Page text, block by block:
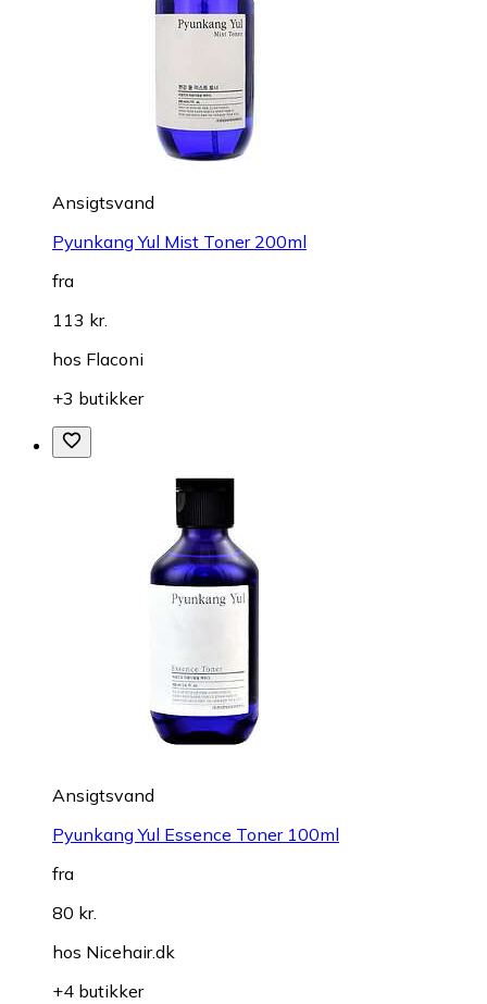
Ansigtsvand
Pyunkang Yul Mist Toner 200ml
fra
113 kr.
hos Flaconi
+3 butikker
Ansigtsvand
Pyunkang Yul Essence Toner 100ml
fra
80 kr.
hos Nicehair.dk
+4 butikker